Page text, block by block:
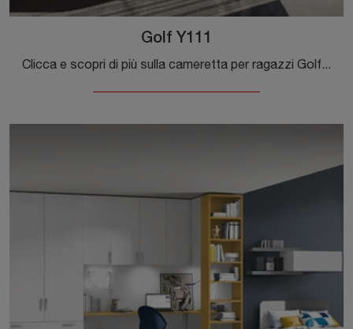
Golf Y111
Clicca e scopri di più sulla cameretta per ragazzi Golf Y111! Le Camerette componibili Colombini Casa ti attendono.